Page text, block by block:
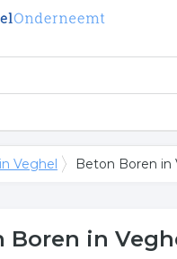
Veghel Beton Boren in
Boren in